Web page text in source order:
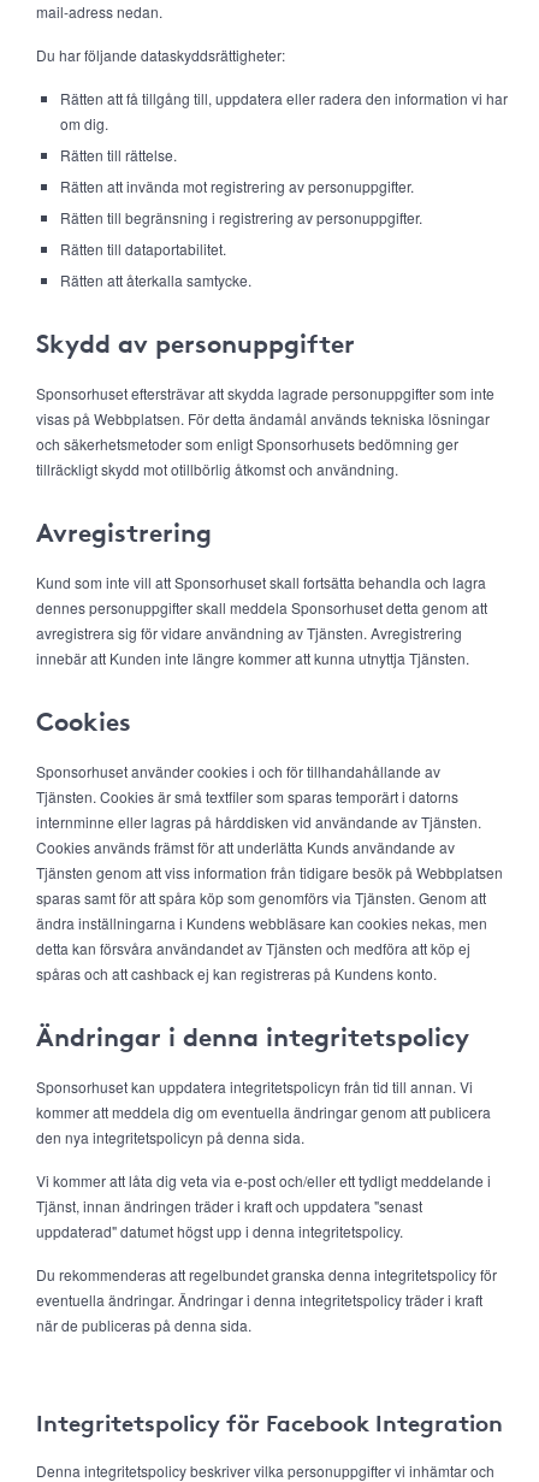
mail-adress nedan.
Du har följande dataskyddsrättigheter:
Rätten att få tillgång till, uppdatera eller radera den information vi har
om dig.
Rätten till rättelse.
Rätten att invända mot registrering av personuppgifter.
Rätten till begränsning i registrering av personuppgifter.
Rätten till dataportabilitet.
Rätten att återkalla samtycke.
Skydd av personuppgifter
Sponsorhuset eftersträvar att skydda lagrade personuppgifter som inte
visas på Webbplatsen. För detta ändamål används tekniska lösningar
och säkerhetsmetoder som enligt Sponsorhusets bedömning ger
tillräckligt skydd mot otillbörlig åtkomst och användning.
Avregistrering
Kund som inte vill att Sponsorhuset skall fortsätta behandla och lagra
dennes personuppgifter skall meddela Sponsorhuset detta genom att
avregistrera sig för vidare användning av Tjänsten. Avregistrering
innebär att Kunden inte längre kommer att kunna utnyttja Tjänsten.
Cookies
Sponsorhuset använder cookies i och för tillhandahållande av
Tjänsten. Cookies är små textfiler som sparas temporärt i datorns
internminne eller lagras på hårddisken vid användande av Tjänsten.
Cookies används främst för att underlätta Kunds användande av
Tjänsten genom att viss information från tidigare besök på Webbplatsen
sparas samt för att spåra köp som genomförs via Tjänsten. Genom att
ändra inställningarna i Kundens webbläsare kan cookies nekas, men
detta kan försvåra användandet av Tjänsten och medföra att köp ej
spåras och att cashback ej kan registreras på Kundens konto.
Ändringar i denna integritetspolicy
Sponsorhuset kan uppdatera integritetspolicyn från tid till annan. Vi
kommer att meddela dig om eventuella ändringar genom att publicera
den nya integritetspolicyn på denna sida.
Vi kommer att låta dig veta via e-post och/eller ett tydligt meddelande i
Tjänst, innan ändringen träder i kraft och uppdatera "senast
uppdaterad" datumet högst upp i denna integritetspolicy.
Du rekommenderas att regelbundet granska denna integritetspolicy för
eventuella ändringar. Ändringar i denna integritetspolicy träder i kraft
när de publiceras på denna sida.
Integritetspolicy för Facebook Integration
Denna integritetspolicy beskriver vilka personuppgifter vi inhämtar och